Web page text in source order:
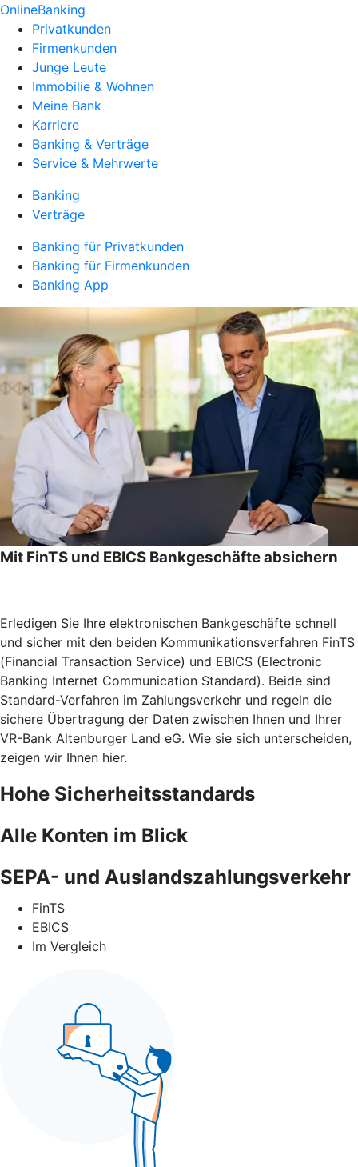
OnlineBanking
Privatkunden
Firmenkunden
Junge Leute
Immobilie & Wohnen
Meine Bank
Karriere
Banking & Verträge
Service & Mehrwerte
Banking
Verträge
Banking für Privatkunden
Banking für Firmenkunden
Banking App
Mit FinTS und EBICS Bankgeschäfte absichern
Erledigen Sie Ihre elektronischen Bankgeschäfte schnell
und sicher mit den beiden Kommunikationsverfahren FinTS
(Financial Transaction Service) und EBICS (Electronic
Banking Internet Communication Standard). Beide sind
Standard-Verfahren im Zahlungsverkehr und regeln die
sichere Übertragung der Daten zwischen Ihnen und Ihrer
VR-Bank Altenburger Land eG. Wie sie sich unterscheiden,
zeigen wir Ihnen hier.
Hohe Sicherheitsstandards
Alle Konten im Blick
SEPA- und Auslandszahlungsverkehr
FinTS
EBICS
Im Vergleich